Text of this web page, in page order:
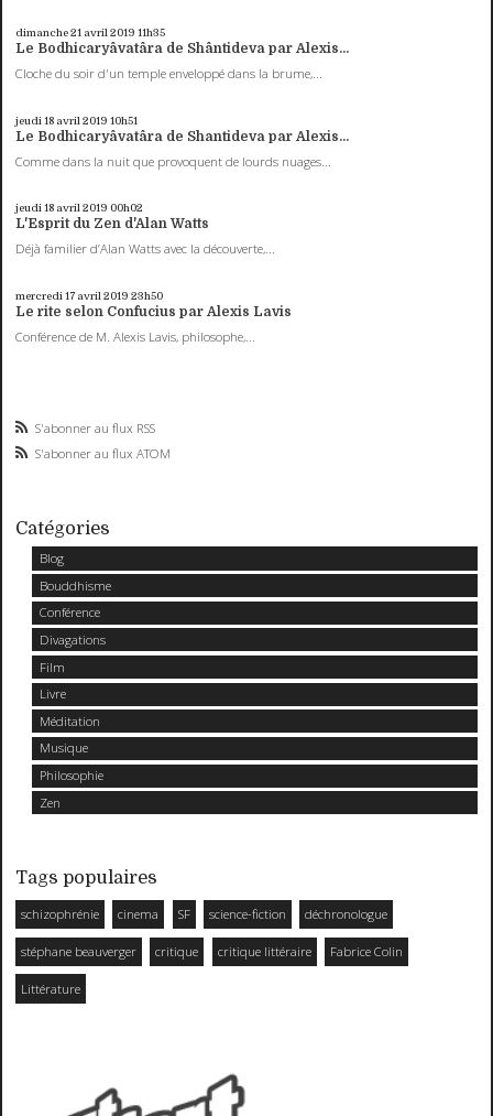
dimanche 21 avril 2019 11h35
Le Bodhicaryâvatâra de Shântideva par Alexis...
Cloche du soir d'un temple enveloppé dans la brume,...
jeudi 18 avril 2019 10h51
Le Bodhicaryâvatâra de Shantideva par Alexis...
Comme dans la nuit que provoquent de lourds nuages...
jeudi 18 avril 2019 00h02
L'Esprit du Zen d'Alan Watts
Déjà familier d’Alan Watts avec la découverte,...
mercredi 17 avril 2019 23h50
Le rite selon Confucius par Alexis Lavis
Conférence de M. Alexis Lavis, philosophe,...
S'abonner au flux RSS
S'abonner au flux ATOM
Catégories
Blog
Bouddhisme
Conférence
Divagations
Film
Livre
Méditation
Musique
Philosophie
Zen
Tags populaires
schizophrénie cinema SF science-fiction déchronologue
stéphane beauverger critique critique littéraire Fabrice Colin
Littérature